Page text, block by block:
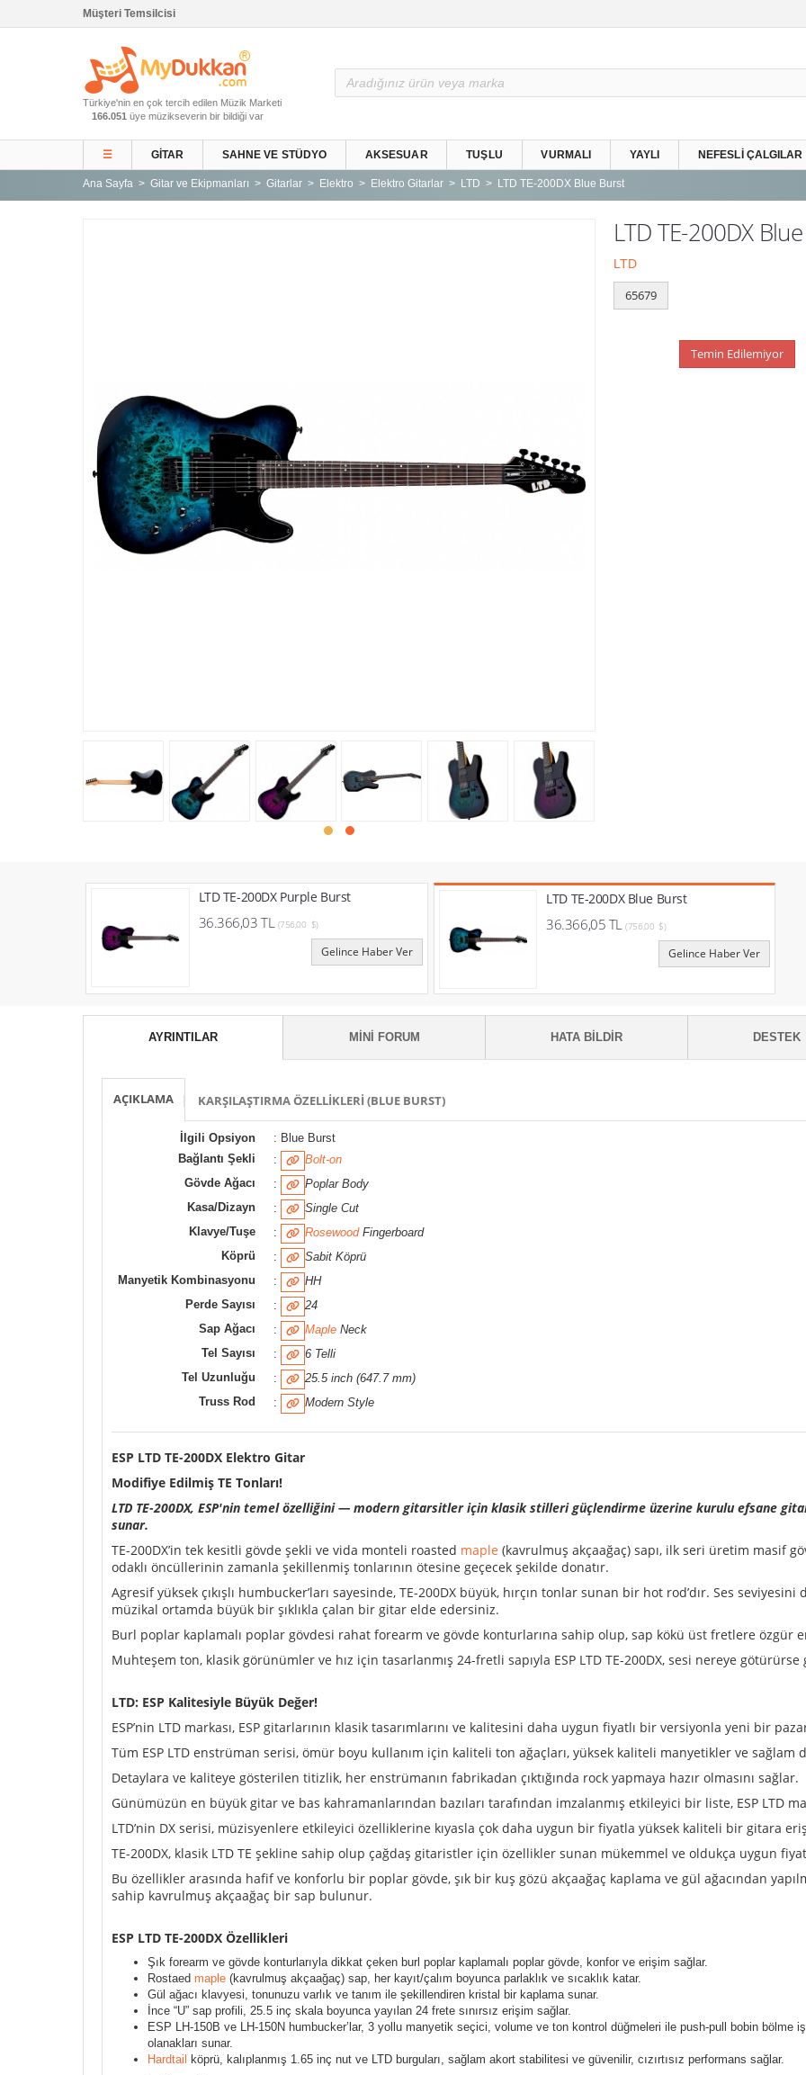
Müşteri Temsilcisi
Gitar ve Ekipmanları
Sahne ve Stüdyo
Aksesuarlar
Türkiye'nin en çok tercih edilen Müzik Marketi
166.051 üye müzikseverin bir bildiği var
☰ GITAR SAHNE VE STÜDYO AKSESUAR TUŞLU VURMALI YAYLI NEFESLI ÇALGILAR
Ana Sayfa Gitar ve Ekipmanları Gitarlar Elektro Elektro Gitarlar LTD LTD TE-200DX Blue Burst
LTD TE-200DX
LTD
65679
Temin Edilemiyor
LTD TE-200DX Purple Burst
36.366,03 TL (756,00 $)
Gelince Haber Ver
LTD TE-200DX Blue Burst
36.366,05 TL(756,00 $)
Gelince Haber Ver
AYRINTILAR MINI FORUM HATA BILDIR DESTEK
AÇIKLAMA KARŞILAŞTIRMA ÖZELLIKLERI (BLUE BURST)
İlgili Opsiyon
: Blue Burst
Bağlantı Şekli
:
Bolt-on
Gövde Ağacı
:
Poplar Body
Kasa/Dizayn
:
Single Cut
Klavye/Tuşe
: RosewoodFingerboard
Köprü
:
Sabit Köprü
Manyetik Kombinasyonu
:
HH
Perde Sayısı
:
24
Sap Ağacı
: Maple Neck
Tel Sayısı
:
6 Telli
Tel Uzunluğu
:
25.5 inch (647.7 mm)
Truss Rod
: Modern Style
ESP LTD TE-200DX Elektro Gitar
Modifiye Edilmiş TE Tonları!
LTD TE-200DX, ESP'nin temel özelliğini — modern gitarsitler için klasik stilleri güçlendirme üzerine kurulu efsane
sunar.
TE-200DX’in tek kesitli gövde şekli ve vida monteli roasted maple (kavrulmuş akçaağaç) sapı, ilk seri üretim masif
odaklı öncüllerinin zamanla şekillenmiş tonlarının ötesine geçecek şekilde donatır.
Agresif yüksek çıkışlı humbucker’ları sayesinde, TE-200DX büyük, hırçın tonlar sunan bir hot rod’dır. Ses
müzikal ortamda büyük bir şıklıkla çalan bir gitar elde edersiniz.
Burl poplar kaplamalı poplar gövdesi rahat forearm ve gövde konturlarına sahip olup, sap kökü üst fretlere
Muhteşem ton, klasik görünümler ve hız için tasarlanmış 24-fretli sapıyla ESP LTD TE-200DX, sesi nereye
LTD: ESP Kalitesiyle Büyük Değer!
ESP’nin LTD markası, ESP gitarlarının klasik tasarımlarını ve kalitesini daha uygun fiyatlı bir versiyonla yeni bir
Tüm ESP LTD enstrüman serisi, ömür boyu kullanım için kaliteli ton ağaçları, yüksek kaliteli manyetikler ve sağlam
Detaylara ve kaliteye gösterilen titizlik, her enstrümanın fabrikadan çıktığında rock yapmaya hazır olmasını sağlar.
Günümüzün en büyük gitar ve bas kahramanlarından bazıları tarafından imzalanmış etkileyici bir liste, ESP LTD
LTD’nin DX serisi, müzisyenlere etkileyici özelliklerine kıyasla çok daha uygun bir fiyatla yüksek kaliteli bir gitara
TE-200DX, klasik LTD TE şekline sahip olup çağdaş gitaristler için özellikler sunan mükemmel ve oldukça uygun
Bu özellikler arasında hafif ve konforlu bir poplar gövde, şık bir kuş gözü akçaağaç kaplama ve gül ağacından
sahip kavrulmuş akçaağaç bir sap bulunur.
ESP LTD TE-200DX Özellikleri
Şık forearm ve gövde konturlarıyla dikkat çeken burl poplar kaplamalı poplar gövde, konfor ve erişim sağlar.
Rostaed maple (kavrulmuş akçaağaç) sap, her kayıt/çalım boyunca parlaklık ve sıcaklık katar.
Gül ağacı klavyesi, tonunuzu varlık ve tanım ile şekillendiren kristal bir kaplama sunar.
İnce “U” sap profili, 25.5 inç skala boyunca yayılan 24 frete sınırsız erişim sağlar.
ESP LH-150B ve LH-150N humbucker’lar, 3 yollu manyetik seçici, volume ve ton kontrol düğmeleri ile push-pull bobin
olanakları sunar.
Hardtail
köprü, kalıplanmış 1.65 inç nut ve LTD burguları, sağlam akort stabilitesi ve güvenilir, cızırtısız performans sağlar.